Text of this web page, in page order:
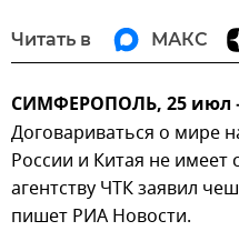
Читать в МАКС
СИМФЕРОПОЛЬ, 25 июл
Договариваться о мире
России и Китая не
агентству ЧТК заявил
пишет РИА Новости.